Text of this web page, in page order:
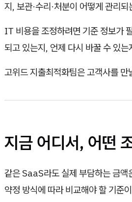
지, 보관·수리·처분이 어떻게 관리
IT 비용을 조정하려면 기준 정보가
되고 있는지, 언제 다시 바꿀 수 있
고위드 지출최적화팀은 고객사를
지금 어디서, 어떤
같은 SaaS라도 실제 부담하는 금액
약정 방식에 따라 비교해야 할 기준